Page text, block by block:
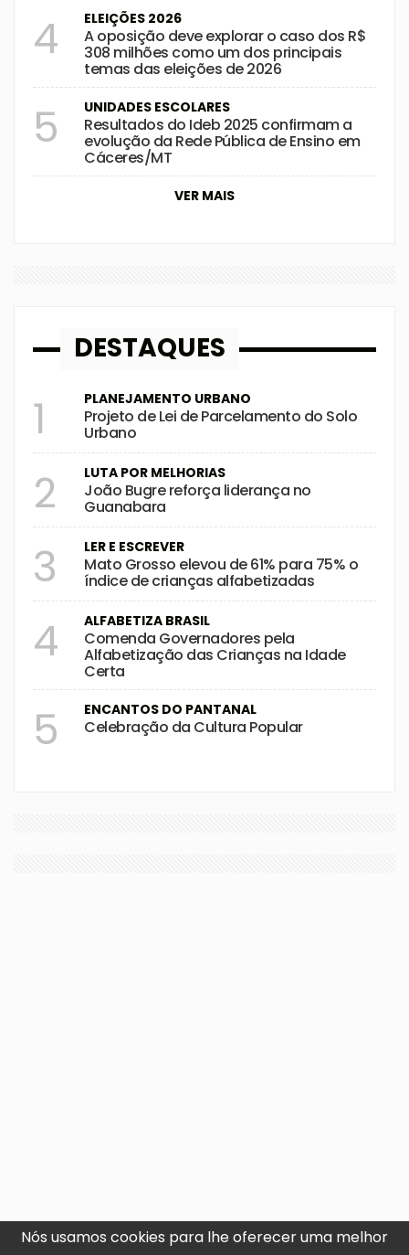
Nós usamos cookies para lhe oferecer uma melhor
4 ELEIÇÕES 2026
A oposição deve explorar o caso dos R$
308 milhões como um dos principais
temas das eleições de 2026
5 UNIDADES ESCOLARES
Resultados do Ideb 2025 confirmam a
evolução da Rede Pública de Ensino em
Cáceres/MT
VER MAIS
DESTAQUES
1 PLANEJAMENTO URBANO
Projeto de Lei de Parcelamento do Solo
Urbano
2 LUTA POR MELHORIAS
João Bugre reforça liderança no
Guanabara
3 LER E ESCREVER
Mato Grosso elevou de 61% para 75% o
índice de crianças alfabetizadas
4 ALFABETIZA BRASIL
Comenda Governadores pela
Alfabetização das Crianças na Idade
Certa
5 ENCANTOS DO PANTANAL
Celebração da Cultura Popular